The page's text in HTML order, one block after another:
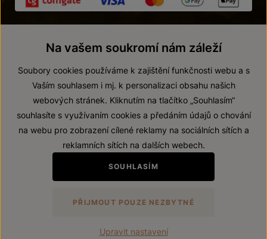
© 2026 ZNOVÍN ZNOJMO, a. s.
Prohlášení o přístupnosti
Zákaz prodeje alkoholických nápojů osobám mladším 18 let.
VytvořilwebProgress
Na vašem soukromí nám záleží
Soubory cookies používáme k zajištění funkčnosti webu a s
Vaším souhlasem i mj. k personalizaci obsahu našich
webových stránek. Kliknutím na tlačítko „Souhlasím“
souhlasíte s využívaním cookies a předáním údajů o chování
na webu pro zobrazení cílené reklamy na sociálních sítích a
reklamních sítích na dalších webech.
SOUHLASÍM
PŘIJMOUT POUZE NEZBYTNÉ
Upravit nastavení